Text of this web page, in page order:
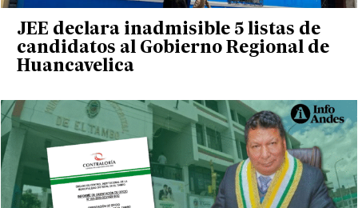
JEE declara inadmisible 5 listas de
candidatos al Gobierno Regional de
Huancavelica